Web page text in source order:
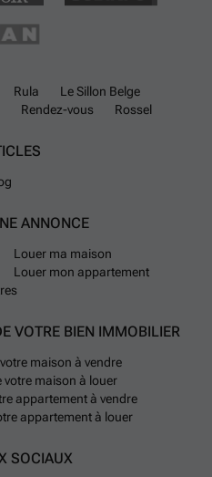
Rula
Le Sillon Belge
Rendez-vous Rossel
ANNONCE
Louer ma maison
Louer mon appartement
VOTRE BIEN IMMOBILIER
maison à vendre
votre maison à louer
appartement à vendre
appartement à louer
SOCIAUX